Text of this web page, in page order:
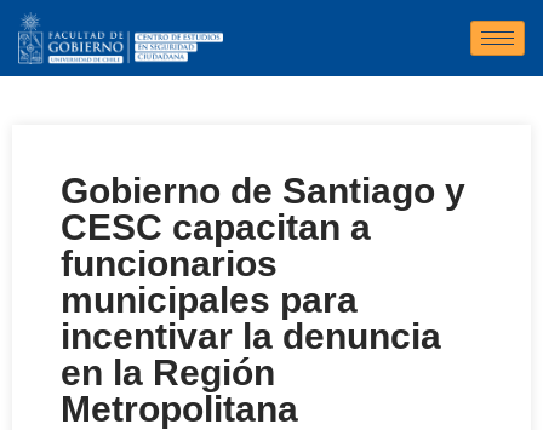
Gobierno de Santiago y
CESC capacitan a
funcionarios
municipales para
incentivar la denuncia
en la Región
Metropolitana